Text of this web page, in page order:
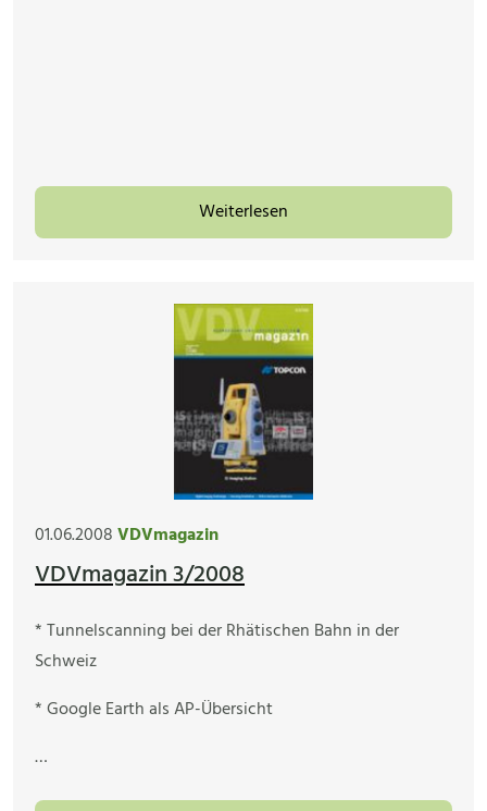
Weiterlesen
01.06.2008VDVmagazin
VDVmagazin 3/2008
* Tunnelscanning bei der Rhätischen Bahn in der
Schweiz
* Google Earth als AP-Übersicht
…